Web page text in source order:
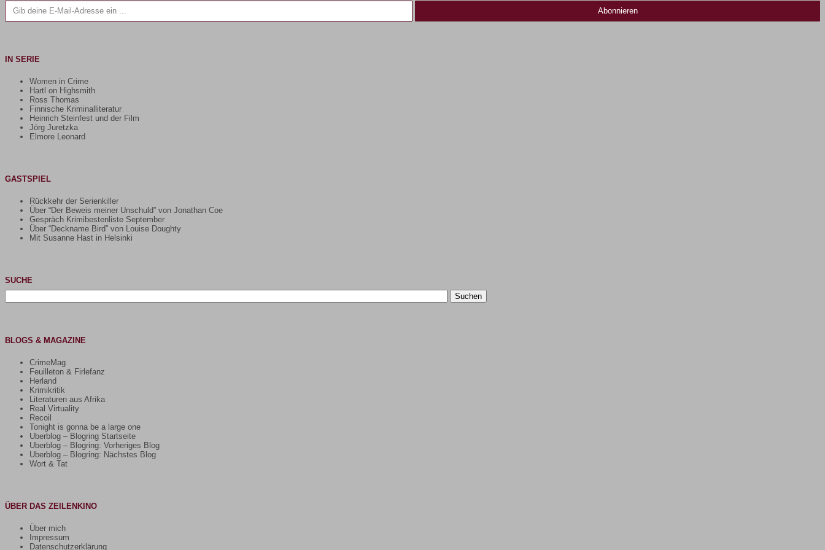
Abonnieren
IN SERIE
Women in Crime
Hartl on Highsmith
Ross Thomas
Finnische Kriminalliteratur
Heinrich Steinfest und der Film
Jörg Juretzka
Elmore Leonard
GASTSPIEL
Rückkehr der Serienkiller
Über “Der Beweis meiner Unschuld” von Jonathan Coe
Gespräch Krimibestenliste September
Über “Deckname Bird” von Louise Doughty
Mit Susanne Hast in Helsinki
SUCHE
nach:
BLOGS & MAGAZINE
CrimeMag
Feuilleton & Firlefanz
Herland
Krimikritik
Literaturen aus Afrika
Real Virtuality
Recoil
Tonight is gonna be a large one
Uberblog – Blogring Startseite
Uberblog – Blogring: Vorheriges Blog
Uberblog – Blogring: Nächstes Blog
Wort & Tat
ÜBER DAS ZEILENKINO
Über mich
Impressum
Datenschutzerklärung